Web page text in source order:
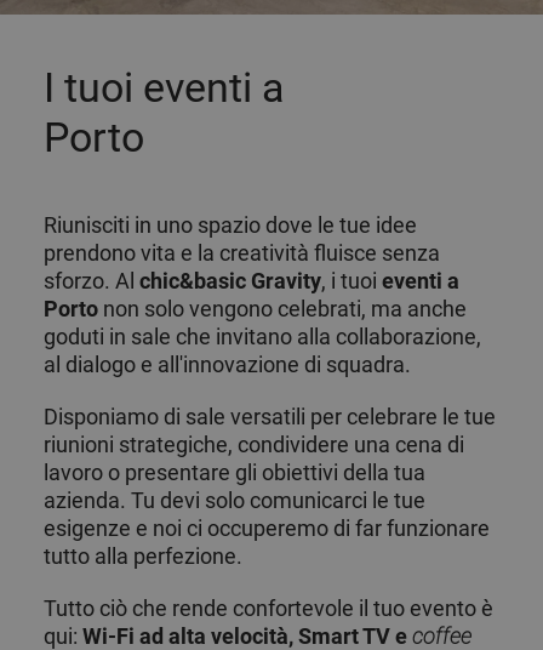
I tuoi eventi a
Porto
Riunisciti in uno spazio dove le tue idee
prendono vita e la creatività fluisce senza
sforzo. Al chic&basic Gravity, i tuoi eventi a
Porto non solo vengono celebrati, ma anche
goduti in sale che invitano alla collaborazione,
al dialogo e all'innovazione di squadra.
Disponiamo di sale versatili per celebrare le tue
riunioni strategiche, condividere una cena di
lavoro o presentare gli obiettivi della tua
azienda. Tu devi solo comunicarci le tue
esigenze e noi ci occuperemo di far funzionare
tutto alla perfezione.
Tutto ciò che rende confortevole il tuo evento è
qui: Wi-Fi ad alta velocità, Smart TV ecoffee